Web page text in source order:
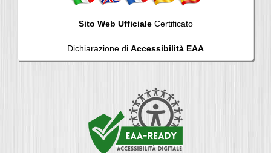
Sito Web UfficialeCertificato
Dichiarazione di Accessibilità EAA